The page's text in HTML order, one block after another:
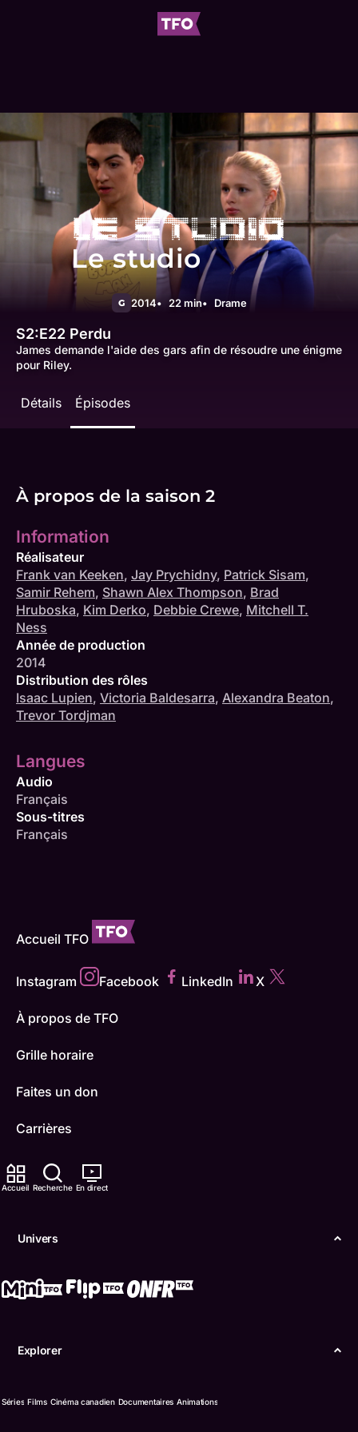
Accueil Recherche En direct
Univers
Explorer
Séries Films Cinéma canadien Documentaires Animations
Le studio
G 2014 22 min Drame
S2:E22 Perdu
James demande l'aide des gars afin de résoudre une énigme
pour Riley.
Détails Épisodes
À propos de la saison 2
Information
Réalisateur
Frank van Keeken, Jay Prychidny, Patrick Sisam,
Samir Rehem, Shawn Alex Thompson, Brad
Hruboska, Kim Derko, Debbie Crewe, Mitchell T.
Ness
Année de production
2014
Distribution des rôles
Isaac Lupien, Victoria Baldesarra, Alexandra Beaton,
Trevor Tordjman
Langues
Audio
Français
Sous-titres
Français
Accueil TFO
Instagram Facebook LinkedIn X
À propos de TFO
Grille horaire
Faites un don
Carrières
TFO Apprendre à la maison
Contactez-nous
ONFR
Boukili